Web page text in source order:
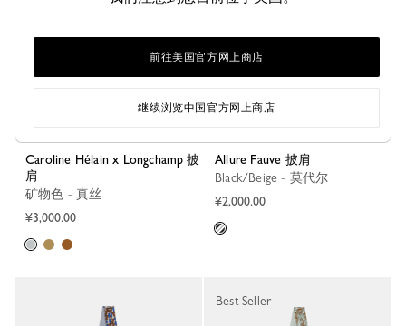
Caroline Hélain x Longchamp 披
肩
矿物色 - 真丝
¥3,000.00
Allure Fauve 披肩
Black/Beige - 莫代尔
¥2,000.00
Best Seller
前往美国官方网上商店
继续浏览中国官方网上商店